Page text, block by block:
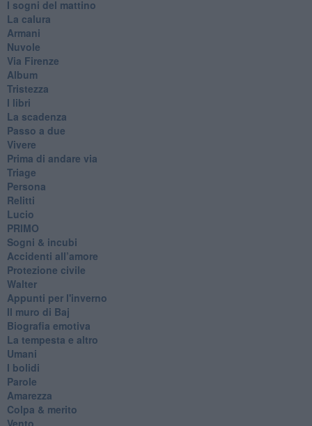
I sogni del mattino
La calura
Armani
Nuvole
Via Firenze
Album
Tristezza
I libri
La scadenza
Passo a due
Vivere
Prima di andare via
Triage
Persona
Relitti
Lucio
PRIMO
Sogni & incubi
Accidenti all’amore
Protezione civile
Walter
Appunti per l'inverno
Il muro di Baj
Biografia emotiva
La tempesta e altro
Umani
I bolidi
Parole
Amarezza
Colpa & merito
Vento